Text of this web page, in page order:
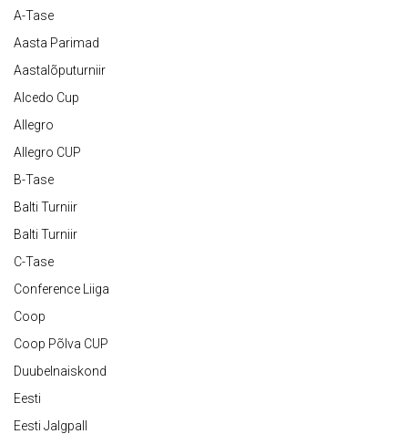
A-Tase
Aasta Parimad
Aastalõputurniir
Alcedo Cup
Allegro
Allegro CUP
B-Tase
Balti Turniir
Balti Turniir
C-Tase
Conference Liiga
Coop
Coop Põlva CUP
Duubelnaiskond
Eesti
Eesti Jalgpall